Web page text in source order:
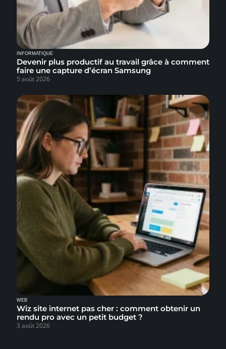
INFORMATIQUE
Devenir plus productif au travail grâce à comment
faire une capture d’écran Samsung
5 août 2026
WEB
Wiz site internet pas cher : comment obtenir un
rendu pro avec un petit budget ?
3 août 2026